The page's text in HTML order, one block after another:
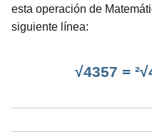
esta operación de
siguiente línea:
√4357 =